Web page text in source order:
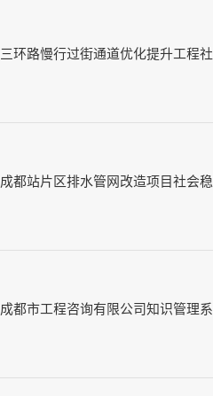
三环路慢行过街通道优化提升工程
成都站片区排水管网改造项目社会
成都市工程咨询有限公司知识管理